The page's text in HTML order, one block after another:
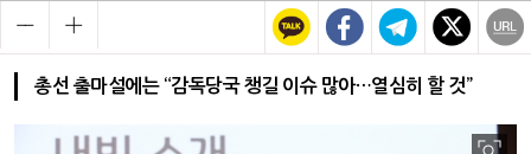
총선 출마설에는 “감독당국 챙길 이슈 많아…열심히 할 것”